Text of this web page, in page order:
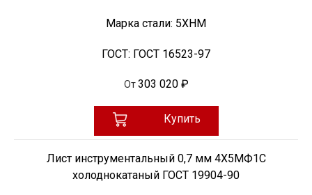
Марка стали: 5ХНМ
ГОСТ: ГОСТ 16523-97
От 303 020 ₽
Купить
Лист инструментальный 0,7 мм 4Х5МФ1С
холоднокатаный ГОСТ 19904-90